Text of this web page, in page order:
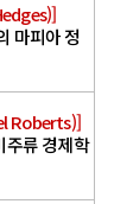
마피아 정
Roberts)]
주류 경제학